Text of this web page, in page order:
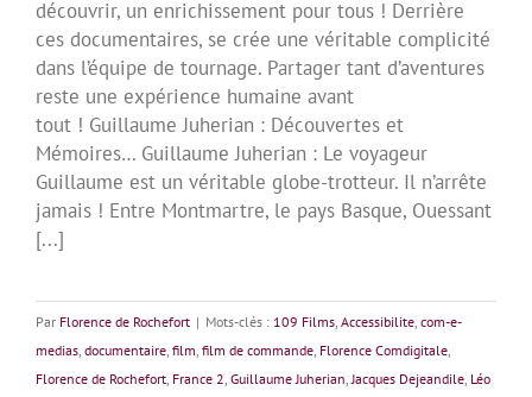
découvrir, un enrichissement pour tous ! Derrière
ces documentaires, se crée une véritable complicité
dans l’équipe de tournage. Partager tant d’aventures
reste une expérience humaine avant
tout ! Guillaume Juherian : Découvertes et
Mémoires… Guillaume Juherian : Le voyageur
Guillaume est un véritable globe-trotteur. Il n’arrête
jamais ! Entre Montmartre, le pays Basque, Ouessant
[...]
Par Florence de Rochefort | Mots-clés : 109 Films, Accessibilite, com-e-
medias, documentaire, film, film de commande, Florence Comdigitale,
Florence de Rochefort, France 2, Guillaume Juherian,Jacques Dejeandile, Léo